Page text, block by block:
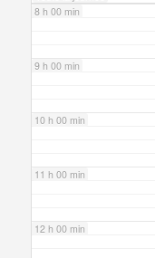
8 h 00 min
9 h 00 min
10 h 00 min
11 h 00 min
12 h 00 min